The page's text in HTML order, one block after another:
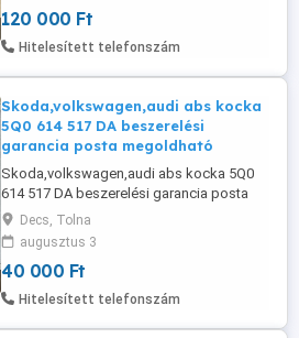
120 000 Ft
Hitelesített telefonszám
Skoda,volkswagen,audi abs kocka
5Q0 614 517 DA beszerelési
garancia posta megoldható
Skoda,volkswagen,audi abs kocka 5Q0
614 517 DA beszerelési garancia posta
megoldható
Decs, Tolna
augusztus 3
40 000 Ft
Hitelesített telefonszám